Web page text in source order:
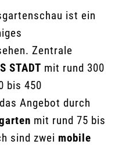
ist ein
Zentrale
STADT mit rund 300
bis 450
Angebot durch
mit rund 75 bis
sind zwei mobile